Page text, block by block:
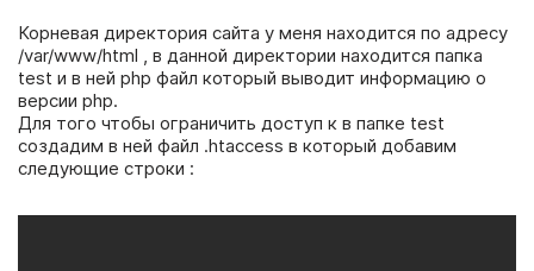
Корневая директория сайта у меня находится по адресу
/var/www/html , в данной директории находится папка
test и в ней php файл который выводит информацию о
версии php.
Для того чтобы ограничить доступ к в папке test
создадим в ней файл .htaccess в который добавим
следующие строки :